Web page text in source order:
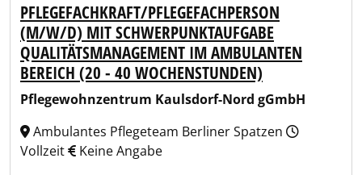
PFLEGEFACHKRAFT/PFLEGEFACHPERSON
(M/W/D) MIT SCHWERPUNKTAUFGABE
QUALITÄTSMANAGEMENT IM AMBULANTEN
BEREICH (20 - 40 WOCHENSTUNDEN)
Pflegewohnzentrum Kaulsdorf-Nord gGmbH
Ambulantes Pflegeteam Berliner Spatzen
Vollzeit
Keine Angabe